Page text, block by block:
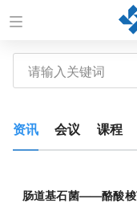
资讯 会议 课程
肠道基石菌——酪酸梭